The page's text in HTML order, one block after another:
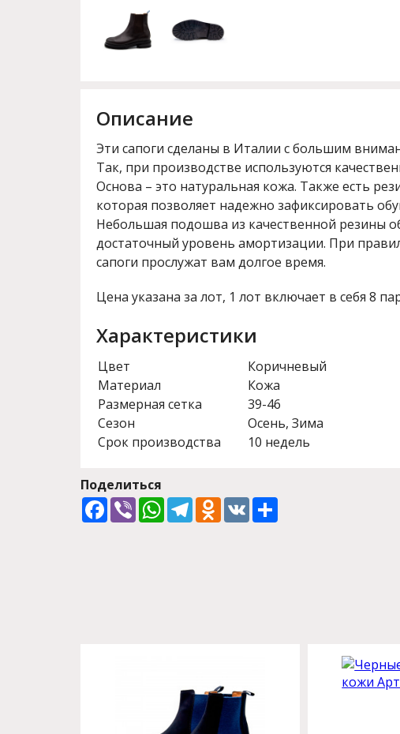
Описание
Эти сапоги сделаны в Италии с большим
Так, при производстве используются
Основа – это натуральная кожа. Также есть
которая позволяет надежно зафиксировать
Небольшая подошва из качественной резины
достаточный уровень амортизации. При
сапоги прослужат вам долгое время.
Цена указана за лот, 1 лот включает в себя 8
Характеристики
Цвет
Коричневый
Материал
Кожа
Размерная сетка
39-46
Сезон
Осень, Зима
Срок производства
10 недель
Поделиться
Facebook
ViberWhatsApp
TelegramOdnoklassniki
VK